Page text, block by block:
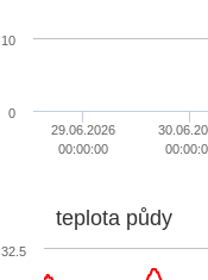
29.06.2026
00:00:00
0
10
teplota půdy
32.5